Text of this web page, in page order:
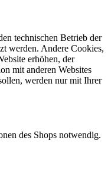
technischen Betrieb der
werden. Andere Cookies,
erhöhen, der
mit anderen Websites
werden nur mit Ihrer
des Shops notwendig.